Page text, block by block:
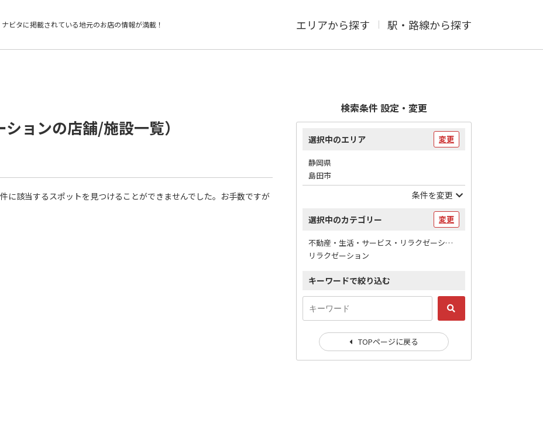
ナビタに掲載されている地元のお店の情報が満載！ エリアから探す 駅・路線から探す
ョンの店舗/施設一覧）
該当するスポットを見つけることができませんでした。お手数ですが
検索条件 設定・変更
選択中のエリア 変更
静岡県
島田市
条件を変更
選択中のカテゴリー 変更
不動産・生活・サービス・リラクゼーション / マッサージ
リラクゼーション
キーワードで絞り込む
TOPページに戻る